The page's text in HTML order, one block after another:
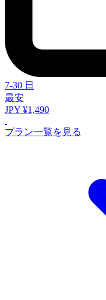
7-30 日
最安
JPY ¥1,490
プラン一覧を見る